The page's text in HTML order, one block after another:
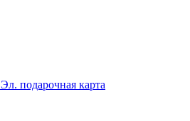
Эл. подарочная карта